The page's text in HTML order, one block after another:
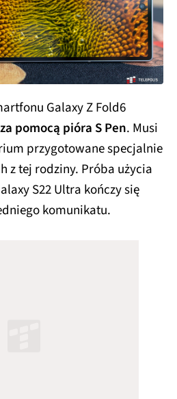
Galaxy Z Fold6
za pomocą pióra S Pen. Musi
przygotowane specjalnie
z tej rodziny. Próba użycia
S22 Ultra kończy się
komunikatu.